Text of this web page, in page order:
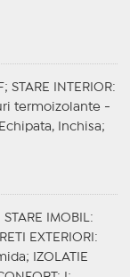
STARE INTERIOR:
termoizolante -
Inchisa;
STARE IMOBIL
:
EXTERIORI :
IZOLATIE